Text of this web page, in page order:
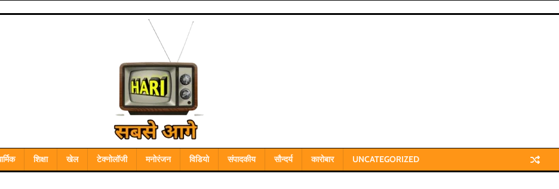
शिक्षा खेल टेक्नोलॉजी मनोरंजन विडियो संपादकीय सौन्दर्य कारोबार UNCATEGORIZED